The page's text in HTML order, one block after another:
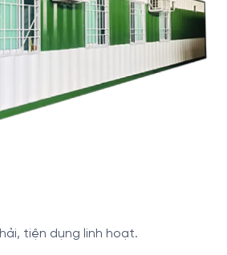
tiện dụng linh hoạt.